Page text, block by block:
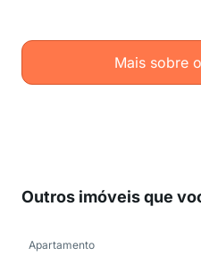
Mais sobre
Outros imóveis que
Apartamento